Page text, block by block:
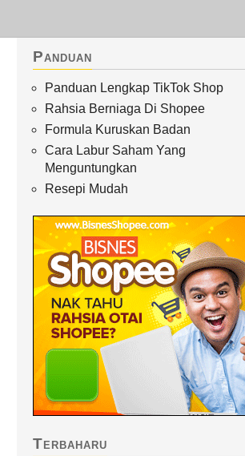
Panduan
Panduan Lengkap TikTok Shop
Rahsia Berniaga Di Shopee
Formula Kuruskan Badan
Cara Labur Saham Yang
Menguntungkan
Resepi Mudah
Terbaharu